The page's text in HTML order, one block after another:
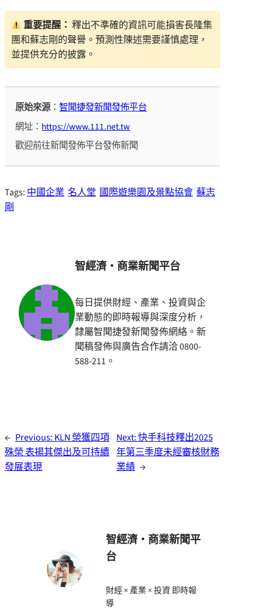
重要提醒： 釋出不準確的資訊可能損害長隆集
團和蘇志剛的聲譽。預測性陳述需要謹慎處理，
並提供充分的披露。
原始來源：智聞捷發新聞發佈平台
網址： https://www.111.net.tw
歡迎前往新聞發佈平台發佈新聞
Tags: 中國企業 名人堂 國際遊樂園及景點協會 蘇志
剛
智經濟・商業新聞平台
每日提供財經、產業、投資與企
業動態的即時報導與深度分析，
隸屬智聞捷發新聞發佈網絡。新
聞稿發佈與廣告合作請洽 0800-
588-211。
← Previous: KLN 榮獲四項
殊榮 表揚其傑出及可持續
發展表現
Next:快手科技釋出2025
年第三季度未經審核財務
業績 →
智經濟・商業新聞平
台
財經 × 產業 × 投資 即時報
導